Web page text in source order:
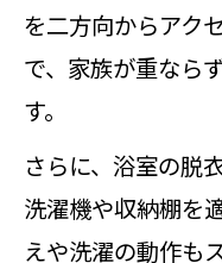
を二方向からアク
で、家族が重なら
す。
さらに、浴室の脱
洗濯機や収納棚を
えや洗濯の動作も